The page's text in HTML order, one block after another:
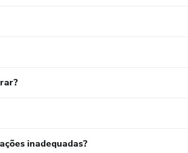
inadequadas?